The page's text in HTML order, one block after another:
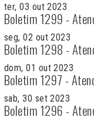
ter, 03 out 2023
Boletim 1299 -
seg, 02 out 2023
Boletim 1298 -
dom, 01 out 2023
Boletim 1297 -
sab, 30 set 2023
Boletim 1296 -